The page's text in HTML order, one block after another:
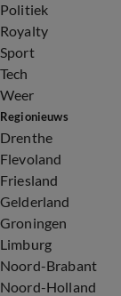
Politiek
Royalty
Sport
Tech
Weer
Regionieuws
Drenthe
Flevoland
Friesland
Gelderland
Groningen
Limburg
Noord-Brabant
Noord-Holland